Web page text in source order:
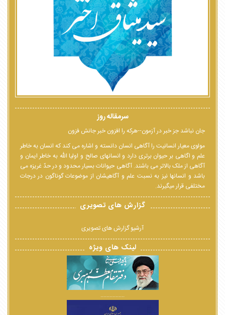
سرمقاله روز
جان نباشد جز خبر در آزمون--هرکه را افزون خبر جانش فزون
مولوی معیار انسانیت را آگاهی انسان دانسته و اشاره می کند که انسان به خاطر
علم و اگاهی بر حیوان برتری دارد و انسانهای صالح و اولیا الله به خاطر ایمان و
آگاهی از ملک بالاتر می باشند. آگاهی حیوانات بسیار محدود و در حدّ غریزه می
باشد و انسانها نیز به نسبت علم و آگاهیشان از موضوعات گوناگون در درجات
مختلفی قرار میگیرند.
گزارش های تصویری
آرشیو گزارش های تصویری
لینک های ویژه
................